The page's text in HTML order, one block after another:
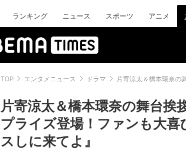
ランキング ニュース スポーツ アニメ
TOP エンタメニュース ドラマ 片寄涼太＆橋本環奈の
片寄涼太＆橋本環奈の舞台挨
プライズ登場！ファンも大
スしに来てよ』